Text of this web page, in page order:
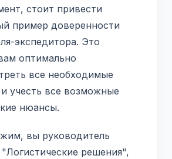
стоит привести
пример доверенности
экспедитора. Это
оптимально
все необходимые
учесть все возможные
нюансы.
вы руководитель
решения",